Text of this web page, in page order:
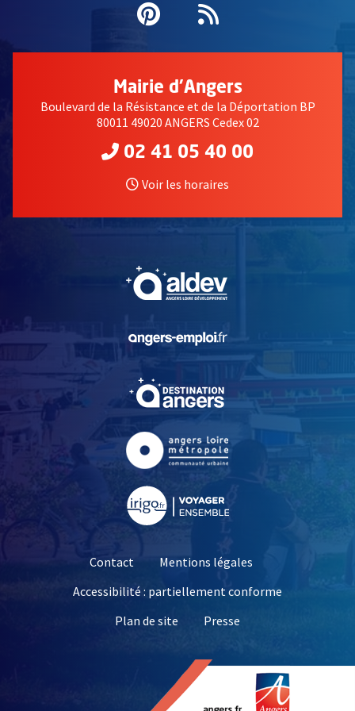
Pinterest
, Ouvre une
Flux RSS
Mairie d'Angers
Boulevard de la Résistance et de la Déportation BP
80011 49020 ANGERS Cedex 02
02 41 05 40 00
Voir les horaires
, Ouvre une nouvelle
, Ouvre une nouvelle
Contact
Mentions légales
Accessibilité : partiellement conforme
Plan de site
Presse